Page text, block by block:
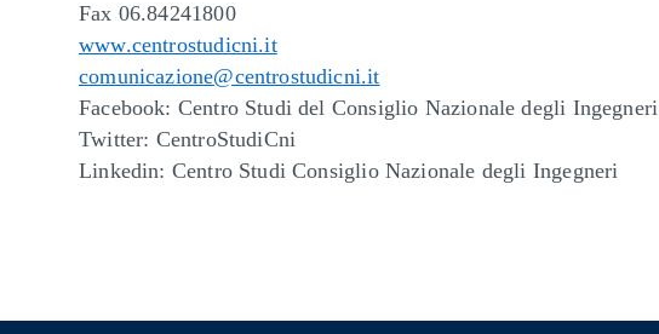
Fax 06.84241800
www.centrostudicni.it
comunicazione@centrostudicni.it
Facebook: Centro Studi del Consiglio Nazionale degli Ingegneri
Twitter: CentroStudiCni
Linkedin: Centro Studi Consiglio Nazionale degli Ingegneri